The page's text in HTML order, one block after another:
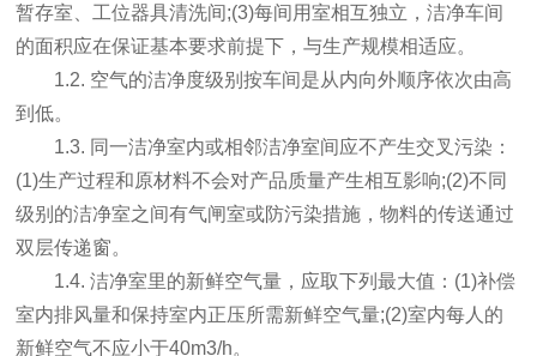
暂存室、工位器具清洗间;(3)每间用室相互独立，洁净车间
的面积应在保证基本要求前提下，与生产规模相适应。
1.2. 空气的洁净度级别按车间是从内向外顺序依次由高
到低。
1.3. 同一洁净室内或相邻洁净室间应不产生交叉污染：
(1)生产过程和原材料不会对产品质量产生相互影响;(2)不同
级别的洁净室之间有气闸室或防污染措施，物料的传送通过
双层传递窗。
1.4. 洁净室里的新鲜空气量，应取下列最大值：(1)补偿
室内排风量和保持室内正压所需新鲜空气量;(2)室内每人的
新鲜空气不应小于40m3/h。